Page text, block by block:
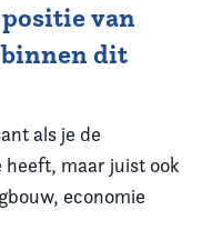
van
dit
als je de
maar juist ook
economie